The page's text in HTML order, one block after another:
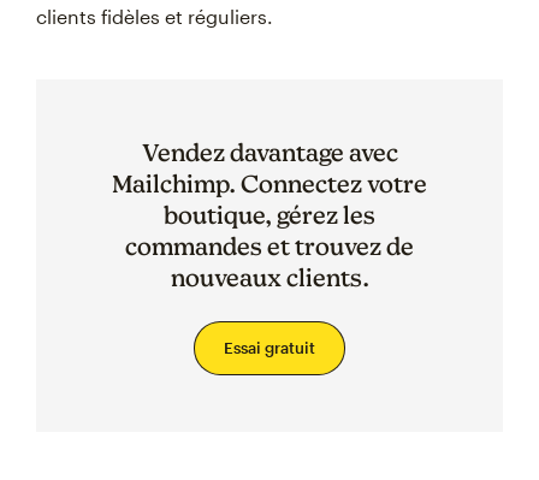
clients fidèles et réguliers.
Vendez davantage avec
Mailchimp. Connectez votre
boutique, gérez les
commandes et trouvez de
nouveaux clients.
Essai gratuit